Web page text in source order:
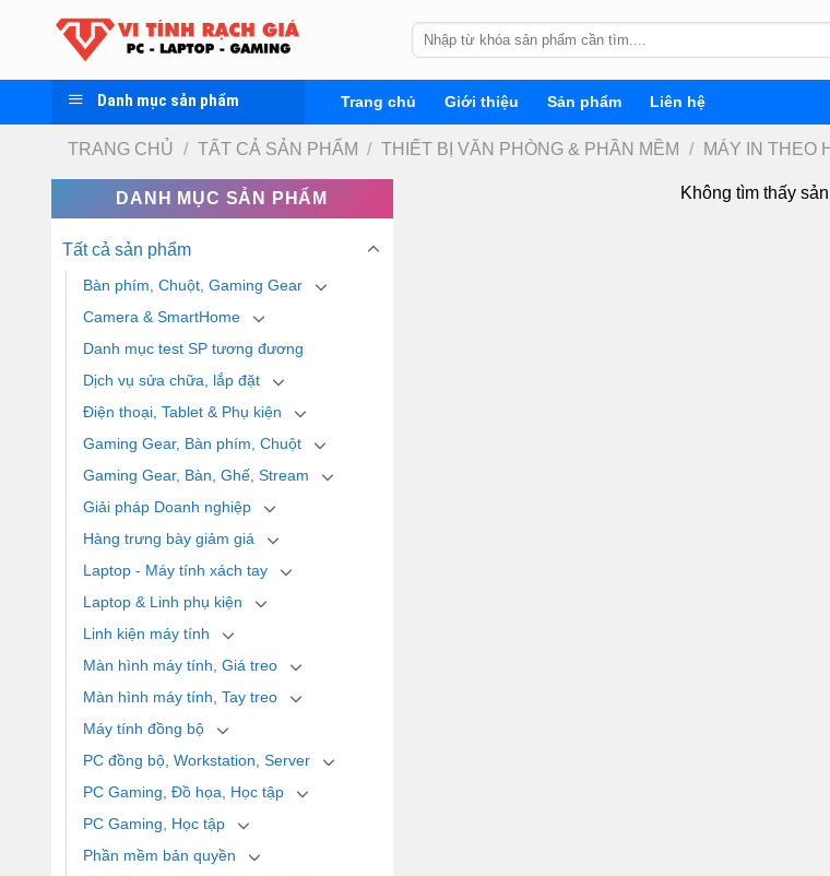
Tìm
kiếm:
Danh mục sản phẩm Trang chủ Giới thiệu Sản phẩm Liên hệ
TRANG CHỦ / TẤT CẢ SẢN PHẨM / THIẾT BỊ VĂN PHÒNG & PHẦN MỀM / MÁY IN THEO
DANH MỤC SẢN PHẨM
Tất cả sản phẩm
Bàn phím, Chuột, Gaming Gear
Camera & SmartHome
Danh mục test SP tương đương
Dịch vụ sửa chữa, lắp đặt
Điện thoại, Tablet & Phụ kiện
Gaming Gear, Bàn phím, Chuột
Gaming Gear, Bàn, Ghế, Stream
Giải pháp Doanh nghiệp
Hàng trưng bày giảm giá
Laptop - Máy tính xách tay
Laptop & Linh phụ kiện
Linh kiện máy tính
Màn hình máy tính, Giá treo
Màn hình máy tính, Tay treo
Máy tính đồng bộ
PC đồng bộ, Workstation, Server
PC Gaming, Đồ họa, Học tập
PC Gaming, Học tập
Phần mềm bản quyền
Không tìm thấy